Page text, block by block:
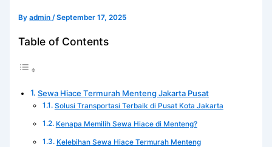
Byadmin/September 17, 2025
Table of Contents
Sewa Hiace Termurah Menteng Jakarta Pusat
Solusi Transportasi Terbaik di Pusat Kota Jakarta
Kenapa Memilih Sewa Hiace di Menteng?
Kelebihan Sewa Hiace Termurah Menteng